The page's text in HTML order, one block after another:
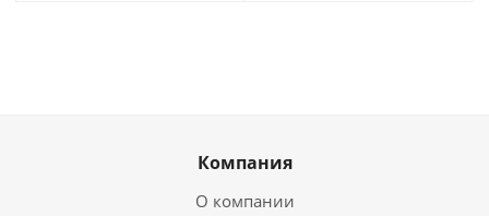
Компания
О компании